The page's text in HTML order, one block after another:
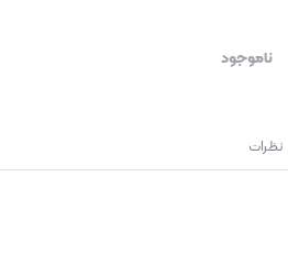
ناموجود
نظرات